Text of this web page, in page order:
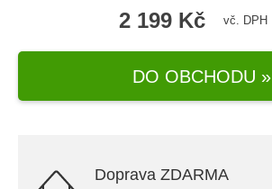
2 199 Kč vč. DPH
DO OBCHODU »
Doprava ZDARMA